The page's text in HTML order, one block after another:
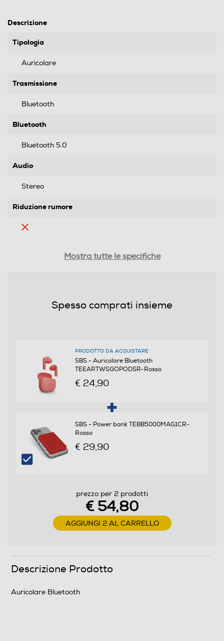
Descrizione
Tipologia
Auricolare
Trasmissione
Bluetooth
Bluetooth
Bluetooth 5.0
Audio
Stereo
Riduzione rumore
Dimensioni - Peso
Profondità-mm
Informazioni sulla sicurezza del prodotto
Clicca qui
Mostra tutte le specifiche
Spesso comprati insieme
PRODOTTO DA ACQUISTARE
SBS - Auricolare Bluetooth
TEEARTWSGOPODSR-Rosso
€ 24,90
SBS - Power bank TEBB5000MAG1CR-
Rosso
€ 29,90
prezzo per 2 prodotti
€ 54,80
AGGIUNGI 2 AL CARRELLO
Descrizione Prodotto
Auricolare Bluetooth